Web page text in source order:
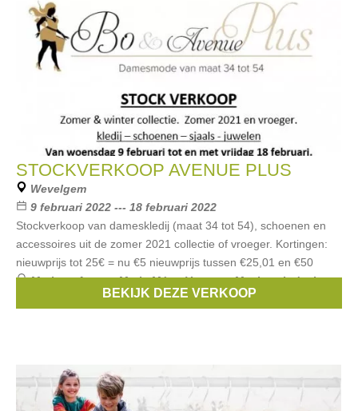
STOCKVERKOOP AVENUE PLUS
Wevelgem
9 februari 2022 --- 18 februari 2022
Stockverkoop van dameskledij (maat 34 tot 54), schoenen en
accessoires uit de zomer 2021 collectie of vroeger. Kortingen:
nieuwprijs tot 25€ = nu €5 nieuwprijs tussen €25,01 en €50
Merken:Atmos,Marie Méro,Verpass,Maxima,k-design,
BEKIJK DEZE VERKOOP